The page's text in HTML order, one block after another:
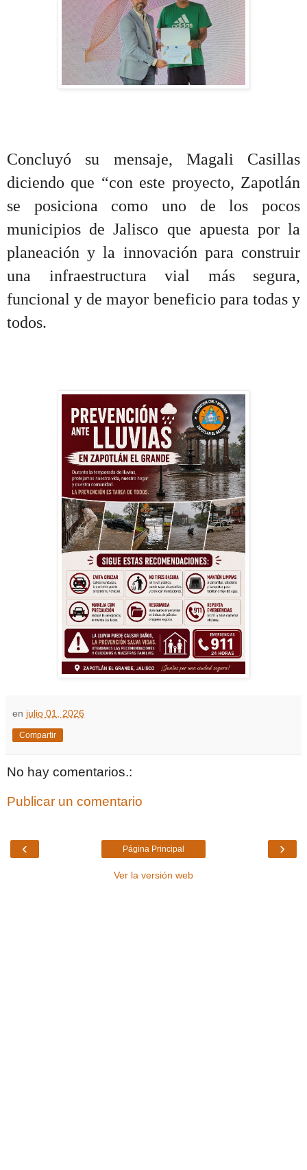
Concluyó su mensaje, Magali Casillas
diciendo que “con este proyecto, Zapotlán
se posiciona como uno de los pocos
municipios de Jalisco que apuesta por la
planeación y la innovación para construir
una infraestructura vial más segura,
funcional y de mayor beneficio para todas y
todos.
en julio 01, 2026
Compartir
No hay comentarios.:
Publicar un comentario
‹ ›
Página Principal
Ver la versión web